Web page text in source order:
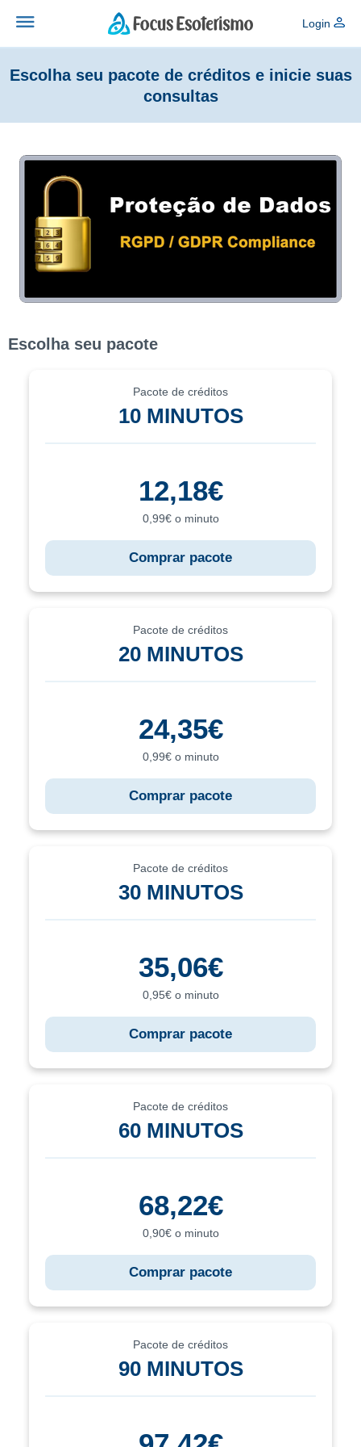
Login
Escolha seu pacote de créditos e inicie suas
consultas
Escolha seu pacote
Pacote de créditos
10 MINUTOS
12,18€
0,99€ o minuto
Comprar pacote
Pacote de créditos
20 MINUTOS
24,35€
0,99€ o minuto
Comprar pacote
Pacote de créditos
30 MINUTOS
35,06€
0,95€ o minuto
Comprar pacote
Pacote de créditos
60 MINUTOS
68,22€
0,90€ o minuto
Comprar pacote
Pacote de créditos
90 MINUTOS